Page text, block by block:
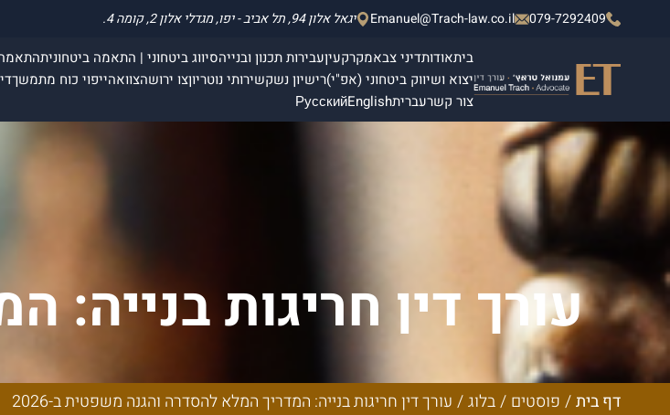
079-7292409
Emanuel@Trach-law.co.il יגאל אלון 94, תל אביב - יפו, מגדלי אלון 2, קומה 4.
ביתאודותדיני צבאמקרקעיןעבירות תכנון ובנייהסיווג ביטחוני | התאמה ביטחונית
יצוא ושיווק ביטחוני (אפ"י)רישיון נשקשירותי נוטריוןצו ירושהצוואהייפוי כוח מתמשך
צור קשרעבריתEnglish
Русский
עורך דין חריגות
והגנה משפטית דף בית/ פוסטים /בלוג/ עורך דין חריגות בנייה: המדריך המלא להסדרה והגנה משפטית ב-2026